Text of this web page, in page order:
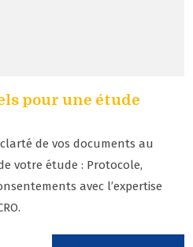
pour une étude
de vos documents au
votre étude : Protocole,
avec l’expertise